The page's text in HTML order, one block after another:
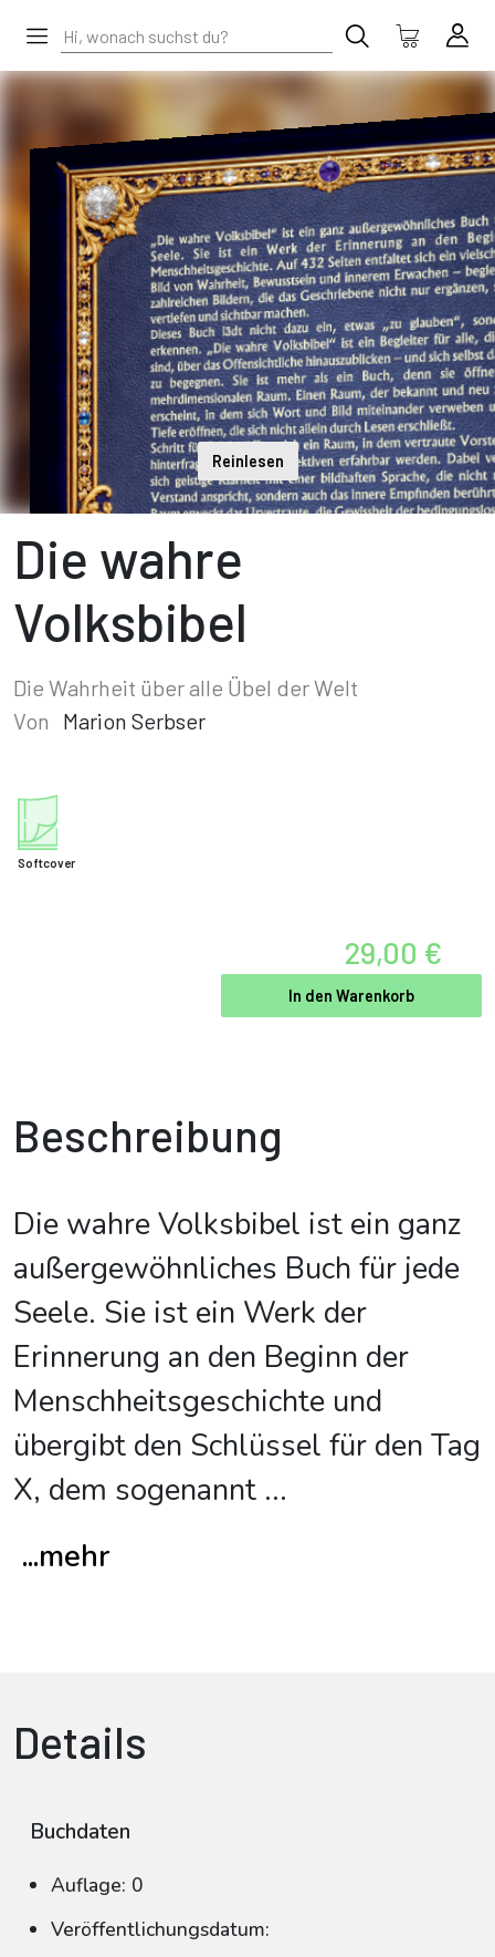
Reinlesen
Die wahre
Volksbibel
Die Wahrheit über alle Übel der Welt
Von
Marion Serbser
Softcover
29,00 €
In den Warenkorb
Beschreibung
Die wahre Volksbibel ist ein ganz
außergewöhnliches Buch für jede
Seele. Sie ist ein Werk der
Erinnerung an den Beginn der
Menschheitsgeschichte und
übergibt den Schlüssel für den Tag
X, dem sogenannt ...
...mehr
Details
Buchdaten
Auflage: 0
Veröffentlichungsdatum: